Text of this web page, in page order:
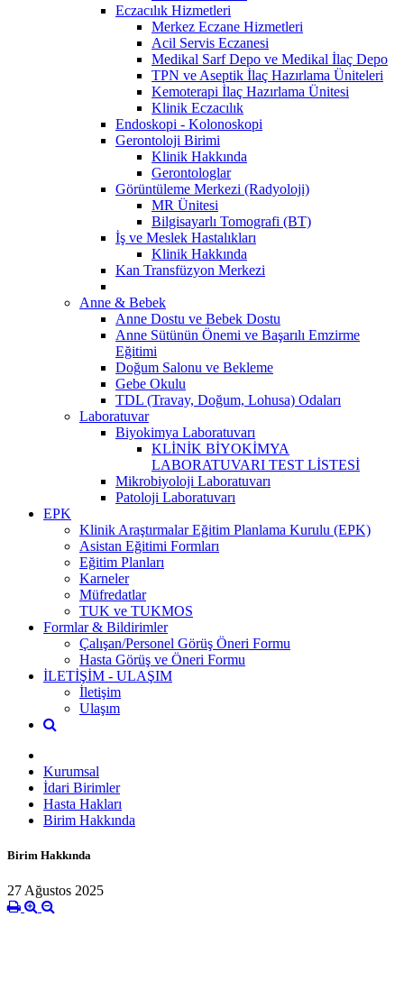
Eczacılık Hizmetleri
Merkez Eczane Hizmetleri
Acil Servis Eczanesi
Medikal Sarf Depo ve Medikal İlaç Depo
TPN ve Aseptik İlaç Hazırlama Üniteleri
Kemoterapi İlaç Hazırlama Ünitesi
Klinik Eczacılık
Endoskopi - Kolonoskopi
Gerontoloji Birimi
Klinik Hakkında
Gerontologlar
Görüntüleme Merkezi (Radyoloji)
MR Ünitesi
Bilgisayarlı Tomografi (BT)
İş ve Meslek Hastalıkları
Klinik Hakkında
Kan Transfüzyon Merkezi
Anne & Bebek
Anne Dostu ve Bebek Dostu
Anne Sütünün Önemi ve Başarılı Emzirme
Eğitimi
Doğum Salonu ve Bekleme
Gebe Okulu
TDL (Travay, Doğum, Lohusa) Odaları
Laboratuvar
Biyokimya Laboratuvarı
KLİNİK BİYOKİMYA
LABORATUVARI TEST LİSTESİ
Mikrobiyoloji Laboratuvarı
Patoloji Laboratuvarı
EPK
Klinik Araştırmalar Eğitim Planlama Kurulu (EPK)
Asistan Eğitimi Formları
Eğitim Planları
Karneler
Müfredatlar
TUK ve TUKMOS
Formlar & Bildirimler
Çalışan/Personel Görüş Öneri Formu
Hasta Görüş ve Öneri Formu
İLETİŞİM - ULAŞIM
İletişim
Ulaşım
Kurumsal
İdari Birimler
Hasta Hakları
Birim Hakkında
Birim Hakkında
27 Ağustos 2025